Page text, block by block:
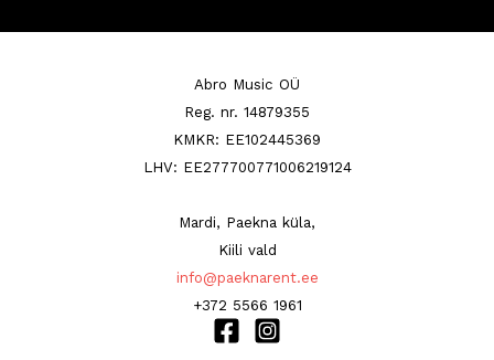
Abro Music OÜ
Reg. nr. 14879355
KMKR: EE102445369
LHV: EE277700771006219124
Mardi, Paekna küla,
Kiili vald
info@paeknarent.ee
+372 5566 1961